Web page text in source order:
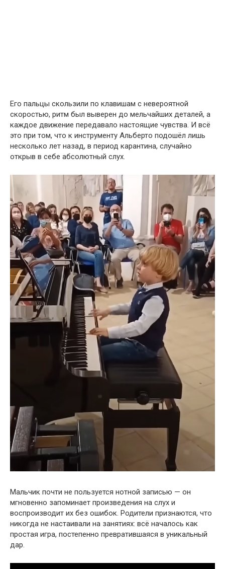
Его пальцы скользили по клавишам с невероятной
скоростью, ритм был выверен до мельчайших деталей, а
каждое движение передавало настоящие чувства. И всё
это при том, что к инструменту Альберто подошёл лишь
несколько лет назад, в период карантина, случайно
открыв в себе абсолютный слух.
Мальчик почти не пользуется нотной записью — он
мгновенно запоминает произведения на слух и
воспроизводит их без ошибок. Родители признаются, что
никогда не настаивали на занятиях: всё началось как
простая игра, постепенно превратившаяся в уникальный
дар.